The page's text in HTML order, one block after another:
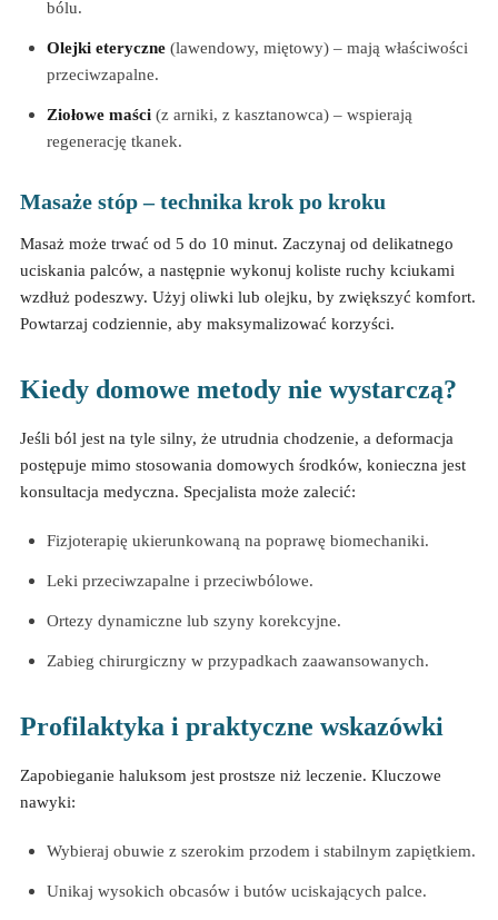
bólu.
Olejki eteryczne(lawendowy, miętowy) – mają właściwości
przeciwzapalne.
Ziołowe maści(z arniki, z kasztanowca) – wspierają
regenerację tkanek.
Masaże stóp – technika krok po kroku
Masaż może trwać od 5 do 10 minut. Zaczynaj od delikatnego
uciskania palców, a następnie wykonuj koliste ruchy kciukami
wzdłuż podeszwy. Użyj oliwki lub olejku, by zwiększyć komfort.
Powtarzaj codziennie, aby maksymalizować korzyści.
Kiedy domowe metody nie wystarczą?
Jeśli ból jest na tyle silny, że utrudnia chodzenie, a deformacja
postępuje mimo stosowania domowych środków, konieczna jest
konsultacja medyczna. Specjalista może zalecić:
Fizjoterapię ukierunkowaną na poprawę biomechaniki.
Leki przeciwzapalne i przeciwbólowe.
Ortezy dynamiczne lub szyny korekcyjne.
Zabieg chirurgiczny w przypadkach zaawansowanych.
Profilaktyka i praktyczne wskazówki
Zapobieganie haluksom jest prostsze niż leczenie. Kluczowe
nawyki:
Wybieraj obuwie z szerokim przodem i stabilnym zapiętkiem.
Unikaj wysokich obcasów i butów uciskających palce.